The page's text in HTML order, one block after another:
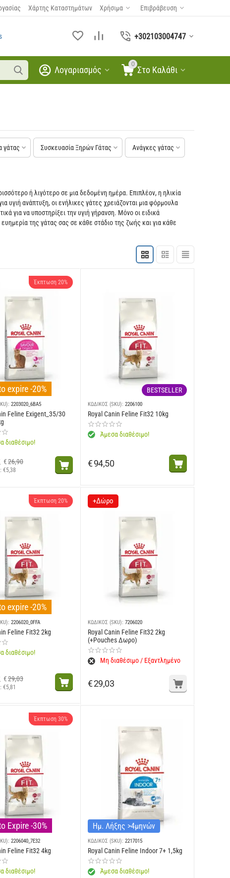
Χάρτης Καταστημάτων Χρήσιμα Επιβράβευση
+302103004747
0
Στο Καλάθι
Λογαριασμός
γάτας Συσκευασία Ξηρών Γάτας Ανάγκες γάτας
ή λιγότερο σε μια δεδομένη ημέρα. Επιπλέον, η ηλικία
υγιή ανάπτυξη, οι ενήλικες γάτες χρειάζονται μια φόρμουλα
για να υποστηρίξει την υγιή γήρανση. Μόνο οι ειδικά
της γάτας σας σε κάθε στάδιο της ζωής και για κάθε
Έκπτωση 20%
expire -20%
2203020_6BA5
Feline Exigent_35/30
διαθέσιμο!
€ 26,90
€5,38
BESTSELLER
ΚΩΔΙΚΟΣ (SKU): 2206100
Royal Canin Feline Fit32 10kg
Άμεσα διαθέσιμο!
€94,50
Έκπτωση 20%
expire -20%
2206020_0FFA
Feline Fit32 2kg
διαθέσιμο!
€ 29,03
€5,81
+Δώρο
ΚΩΔΙΚΟΣ (SKU): 7206020
Royal Canin Feline Fit32 2kg
(+Pouches Δωρο)
Μη διαθέσιμο / Εξαντλημένο
€29,03
Έκπτωση 30%
Expire -30%
2206040_7E32
Feline Fit32 4kg
διαθέσιμο!
Ημ. Λήξης >4μηνών
ΚΩΔΙΚΟΣ (SKU): 2217015
Royal Canin Feline Indoor 7+ 1,5kg
Άμεσα διαθέσιμο!